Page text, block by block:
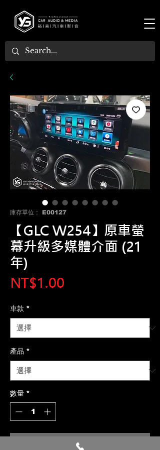
庫存單位： E00127
【GLC W254】原車螢
幕升級多媒體介面 (21
年)
NT$1.00
車款 *
產品 *
數量 *
新增至購物車